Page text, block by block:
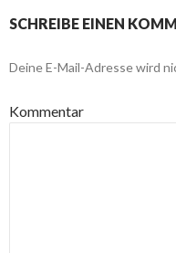
SCHREIBE EINEN
Deine E-Mail-Adresse wird
Kommentar